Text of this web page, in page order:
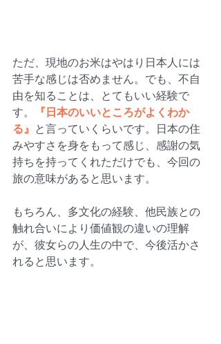
ただ、現地のお米はやはり日本人には
苦手な感じは否めません。でも、不自
由を知ることは、とてもいい経験で
す。
『日本のいいところがよくわか
る』
と言っていくらいです。日本の住
みやすさを身をもって感じ、感謝の気
持ちを持ってくれただけでも、今回の
旅の意味があると思います。
もちろん、多文化の経験、他民族との
触れ合いにより価値観の違いの理解
が、彼女らの人生の中で、今後活かさ
れると思います。